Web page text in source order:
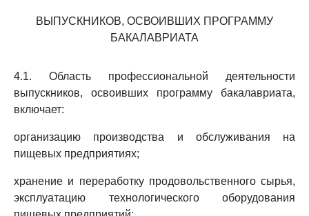
ВЫПУСКНИКОВ, ОСВОИВШИХ ПРОГРАММУ
БАКАЛАВРИАТА
4.1. Область профессиональной деятельности
выпускников, освоивших программу бакалавриата,
включает:
организацию производства и обслуживания на
пищевых предприятиях;
хранение и переработку продовольственного сырья,
эксплуатацию технологического оборудования